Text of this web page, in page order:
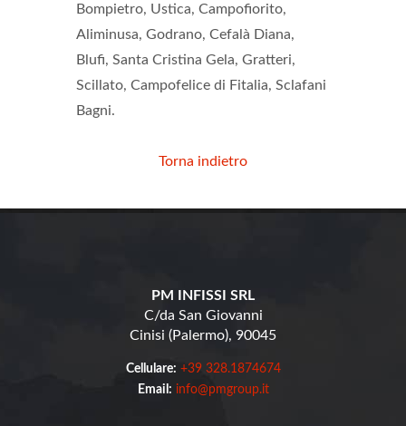
Bompietro, Ustica, Campofiorito,
Aliminusa, Godrano, Cefalà Diana,
Blufi, Santa Cristina Gela, Gratteri,
Scillato, Campofelice di Fitalia, Sclafani
Bagni.
Torna indietro
PM INFISSI SRL
C/da San Giovanni
Cinisi (Palermo), 90045
Cellulare: +39 328.1874674
Email: info@pmgroup.it